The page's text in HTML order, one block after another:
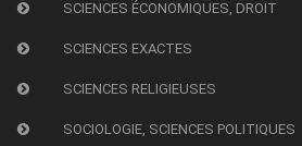
SCIENCES ÉCONOMIQUES, DROIT
SCIENCES EXACTES
SCIENCES RELIGIEUSES
SOCIOLOGIE, SCIENCES POLITIQUES